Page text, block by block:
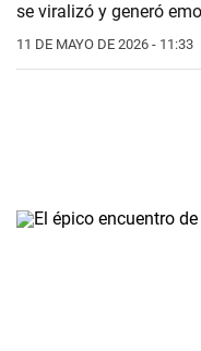
se viralizó y generó
11 DE MAYO DE 2026 - 11:33